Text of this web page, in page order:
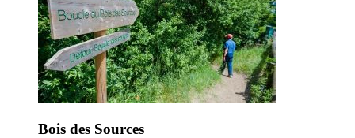
Bois des Sources